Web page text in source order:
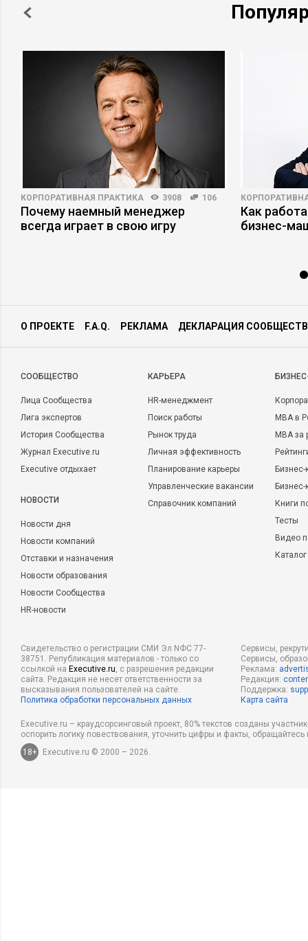
КОРПОРАТИВНАЯ ПРАКТИКА 3908 106
Почему наемный менеджер
всегда играет в свою игру
Как
бизнес-
О ПРОЕКТЕ F.A.Q. РЕКЛАМА ДЕКЛАРАЦИЯ
CООБЩЕСТВО
Лица Сообщества
Лига экспертов
История Сообщества
Журнал Executive.ru
Executive отдыхает
НОВОСТИ
Новости дня
Новости компаний
Отставки и назначения
Новости образования
Новости Сообщества
HR-новости
КАРЬЕРА
HR-менеджмент
Поиск работы
Рынок труда
Личная эффективность
Планирование карьеры
Управленческие вакансии
Справочник компаний
MBA в
MBA
Бизнес-
Книги
Тесты
Видео
Свидетельство о регистрации СМИ Эл NФС 77-
38751. Републикация материалов - только со
ссылкой на Executive.ru, с разрешения редакции
сайта. Редакция не несет ответственности за
высказывания пользователей на сайте.
Политика обработки персональных данных
Сервисы,
Сервисы,
Реклама:
Редакция:
Поддержка:
Карта сайта
Executive.ru – краудсорсинговый проект, 80% текстов созданы
оспорить логику повествования, уточнить цифры и факты,
18+
Executive.ru © 2000 – 2026.